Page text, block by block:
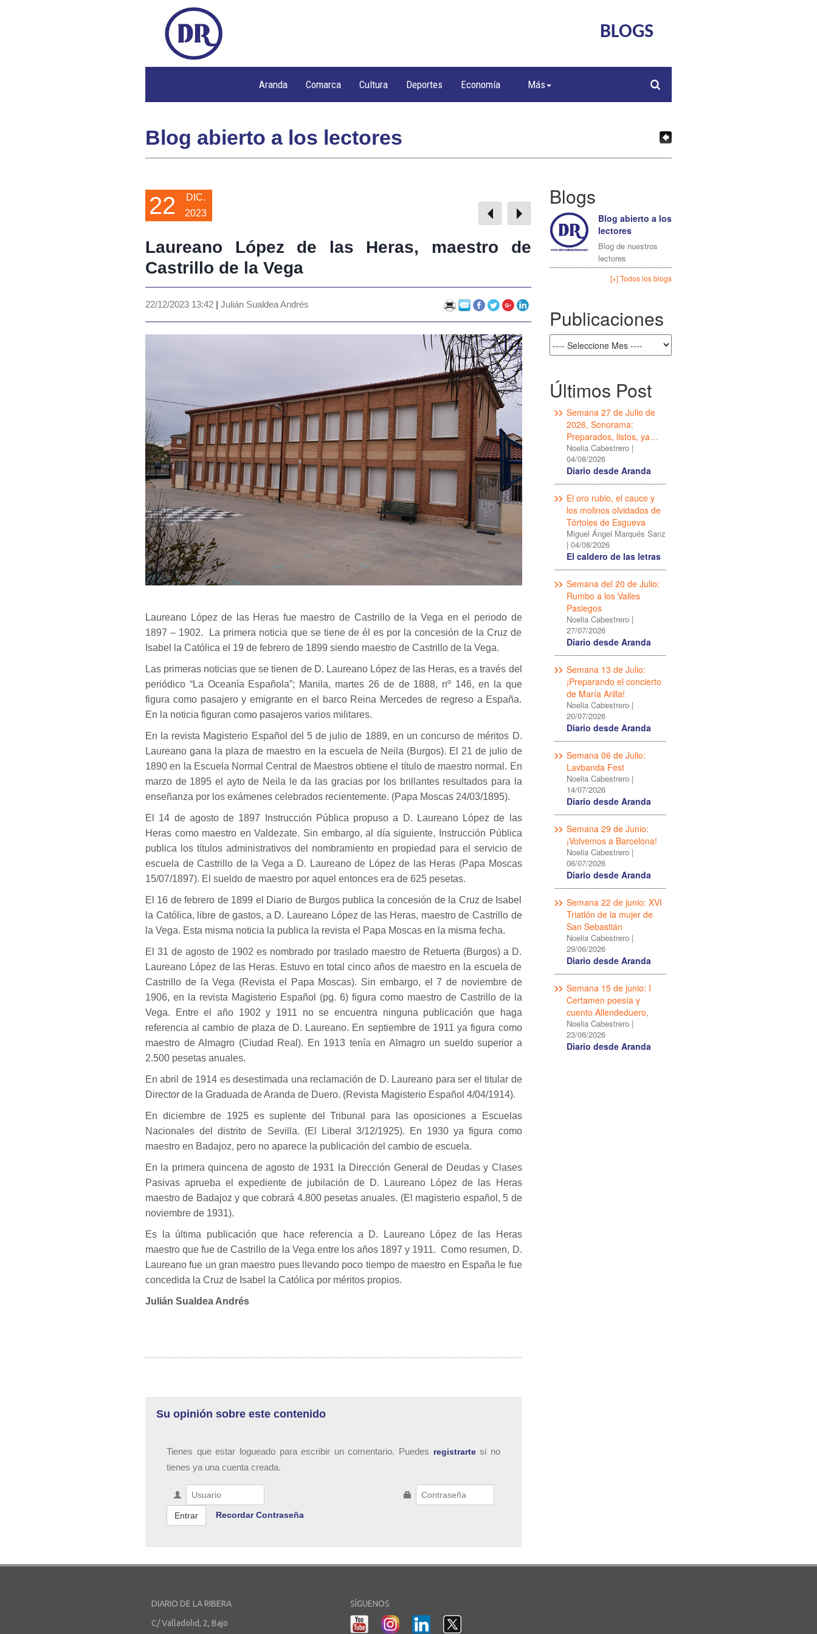
BLOGS
Aranda Comarca Cultura Deportes Economía Más
Blog abierto a los lectores
22
DIC.
2023
Laureano López de las Heras, maestro de
Castrillo de la Vega
22/12/2023 13:42 | Julián Sualdea Andrés
Laureano López de las Heras fue maestro de Castrillo de la Vega en el periodo de
1897 – 1902. La primera noticia que se tiene de él es por la concesión de la Cruz de
Isabel la Católica el 19 de febrero de 1899 siendo maestro de Castrillo de la Vega.
Las primeras noticias que se tienen de D. Laureano López de las Heras, es a través del
periódico “La Oceanía Española”; Manila, martes 26 de de 1888, nº 146, en la que
figura como pasajero y emigrante en el barco Reina Mercedes de regreso a España.
En la noticia figuran como pasajeros varios militares.
En la revista Magisterio Español del 5 de julio de 1889, en un concurso de méritos D.
Laureano gana la plaza de maestro en la escuela de Neila (Burgos). El 21 de julio de
1890 en la Escuela Normal Central de Maestros obtiene el título de maestro normal. En
marzo de 1895 el ayto de Neila le da las gracias por los brillantes resultados para la
enseñanza por los exámenes celebrados recientemente. (Papa Moscas 24/03/1895).
El 14 de agosto de 1897 Instrucción Pública propuso a D. Laureano López de las
Heras como maestro en Valdezate. Sin embargo, al día siguiente, Instrucción Pública
publica los títulos administrativos del nombramiento en propiedad para el servicio de
escuela de Castrillo de la Vega a D. Laureano de López de las Heras (Papa Moscas
15/07/1897). El sueldo de maestro por aquel entonces era de 625 pesetas.
El 16 de febrero de 1899 el Diario de Burgos publica la concesión de la Cruz de Isabel
la Católica, libre de gastos, a D. Laureano López de las Heras, maestro de Castrillo de
la Vega. Esta misma noticia la publica la revista el Papa Moscas en la misma fecha.
El 31 de agosto de 1902 es nombrado por traslado maestro de Retuerta (Burgos) a D.
Laureano López de las Heras. Estuvo en total cinco años de maestro en la escuela de
Castrillo de la Vega (Revista el Papa Moscas). Sin embargo, el 7 de noviembre de
1906, en la revista Magisterio Español (pg. 6) figura como maestro de Castrillo de la
Vega. Entre el año 1902 y 1911 no se encuentra ninguna publicación que haga
referencia al cambio de plaza de D. Laureano. En septiembre de 1911 ya figura como
maestro de Almagro (Ciudad Real). En 1913 tenía en Almagro un sueldo superior a
2.500 pesetas anuales.
En abril de 1914 es desestimada una reclamación de D. Laureano para ser el titular de
Director de la Graduada de Aranda de Duero. (Revista Magisterio Español 4/04/1914).
En diciembre de 1925 es suplente del Tribunal para las oposiciones a Escuelas
Nacionales del distrito de Sevilla. (El Liberal 3/12/1925). En 1930 ya figura como
maestro en Badajoz, pero no aparece la publicación del cambio de escuela.
En la primera quincena de agosto de 1931 la Dirección General de Deudas y Clases
Pasivas aprueba el expediente de jubilación de D. Laureano López de las Heras
maestro de Badajoz y que cobrará 4.800 pesetas anuales. (El magisterio español, 5 de
noviembre de 1931).
Es la última publicación que hace referencia a D. Laureano López de las Heras
maestro que fue de Castrillo de la Vega entre los años 1897 y 1911. Como resumen, D.
Laureano fue un gran maestro pues llevando poco tiempo de maestro en España le fue
concedida la Cruz de Isabel la Católica por méritos propios.
Julián Sualdea Andrés
Su opinión sobre este contenido
Tienes que estar logueado para escribir un comentario. Puedes registrartesi no
tienes ya una cuenta creada.
Recordar Contraseña
Blogs
Blog abierto a los
lectores
Blog de nuestros
lectores
[+] Todos los blogs
Publicaciones
Últimos Post
Semana 27 de Julio de
2026, Sonorama:
Preparados, listos, ya…
Noelia Cabestrero|
04/08/2026
Diario desde Aranda
El oro rubio, el cauce y
los molinos olvidados de
Tórtoles de Esgueva
Miguel Ángel Marqués Sanz
| 04/08/2026
El caldero de las letras
Semana del 20 de Julio:
Rumbo a los Valles
Pasiegos
Noelia Cabestrero|
27/07/2026
Diario desde Aranda
Semana 13 de Julio:
¡Preparando el concierto
de María Arilla!
Noelia Cabestrero|
20/07/2026
Diario desde Aranda
Semana 06 de Julio:
Lavbanda Fest
Noelia Cabestrero|
14/07/2026
Diario desde Aranda
Semana 29 de Junio:
¡Volvemos a Barcelona!
Noelia Cabestrero|
06/07/2026
Diario desde Aranda
Semana 22 de junio: XVI
Triatlón de la mujer de
San Sebastián
Noelia Cabestrero|
29/06/2026
Diario desde Aranda
Semana 15 de junio: I
Certamen poesía y
cuento Allendeduero,
Noelia Cabestrero|
23/06/2026
Diario desde Aranda
DIARIO DE LA RIBERA
C/ Valladolid, 2, Bajo
SÍGUENOS